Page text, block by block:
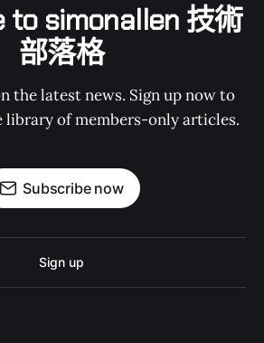
to simonallen 技術
部落格
the latest news. Sign up now to
library of members-only articles.
Subscribe now
Sign up